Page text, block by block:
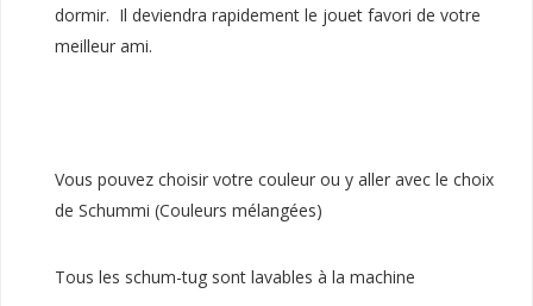
dormir. Il deviendra rapidement le jouet favori de votre
meilleur ami.
Vous pouvez choisir votre couleur ou y aller avec le choix
de Schummi (Couleurs mélangées)
Tous les schum-tug sont lavables à la machine